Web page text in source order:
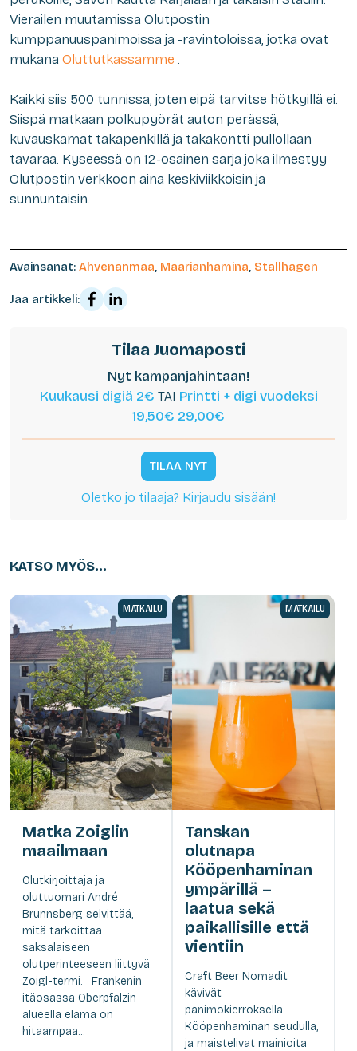
Vierailen muutamissa Olutpostin
kumppanuuspanimoissa ja -ravintoloissa, jotka ovat
mukana Oluttutkassamme .
Kaikki siis 500 tunnissa, joten eipä tarvitse hötkyillä ei.
Siispä matkaan polkupyörät auton perässä,
kuvauskamat takapenkillä ja takakontti pullollaan
tavaraa. Kyseessä on 12-osainen sarja joka ilmestyy
Olutpostin verkkoon aina keskiviikkoisin ja
sunnuntaisin.
Avainsanat: Ahvenanmaa, Maarianhamina, Stallhagen
Jaa artikkeli:
Tilaa Juomaposti
Nyt kampanjahintaan!
Kuukausi digiä 2€ TAI Printti + digi vuodeksi
19,50€ 29,00€
TILAA NYT
Oletko jo tilaaja? Kirjaudu sisään!
KATSO MYÖS...
MATKAILU
Matka Zoiglin
maailmaan
Olutkirjoittaja ja
oluttuomari André
Brunnsberg selvittää,
mitä tarkoittaa
saksalaiseen
olutperinteeseen liittyvä
Zoigl-termi. Frankenin
itäosassa Oberpfalzin
alueella elämä on
hitaampaa...
MATKAILU
Tanskan
olutnapa
Kööpenhaminan
ympärillä –
laatua sekä
paikallisille että
vientiin
Craft Beer Nomadit
kävivät
panimokierroksella
Kööpenhaminan seudulla,
ja maistelivat mainioita